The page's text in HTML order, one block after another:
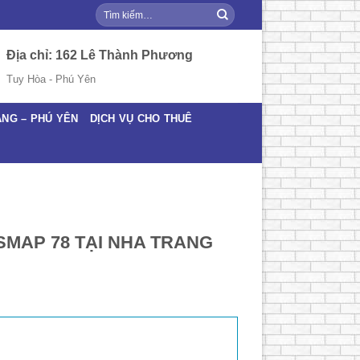
Tìm
kiếm:
Địa chỉ: 162 Lê Thành Phương
Tuy Hòa - Phú Yên
– PHÚ YÊN DỊCH VỤ CHO THUÊ
78 TẠI NHA TRANG